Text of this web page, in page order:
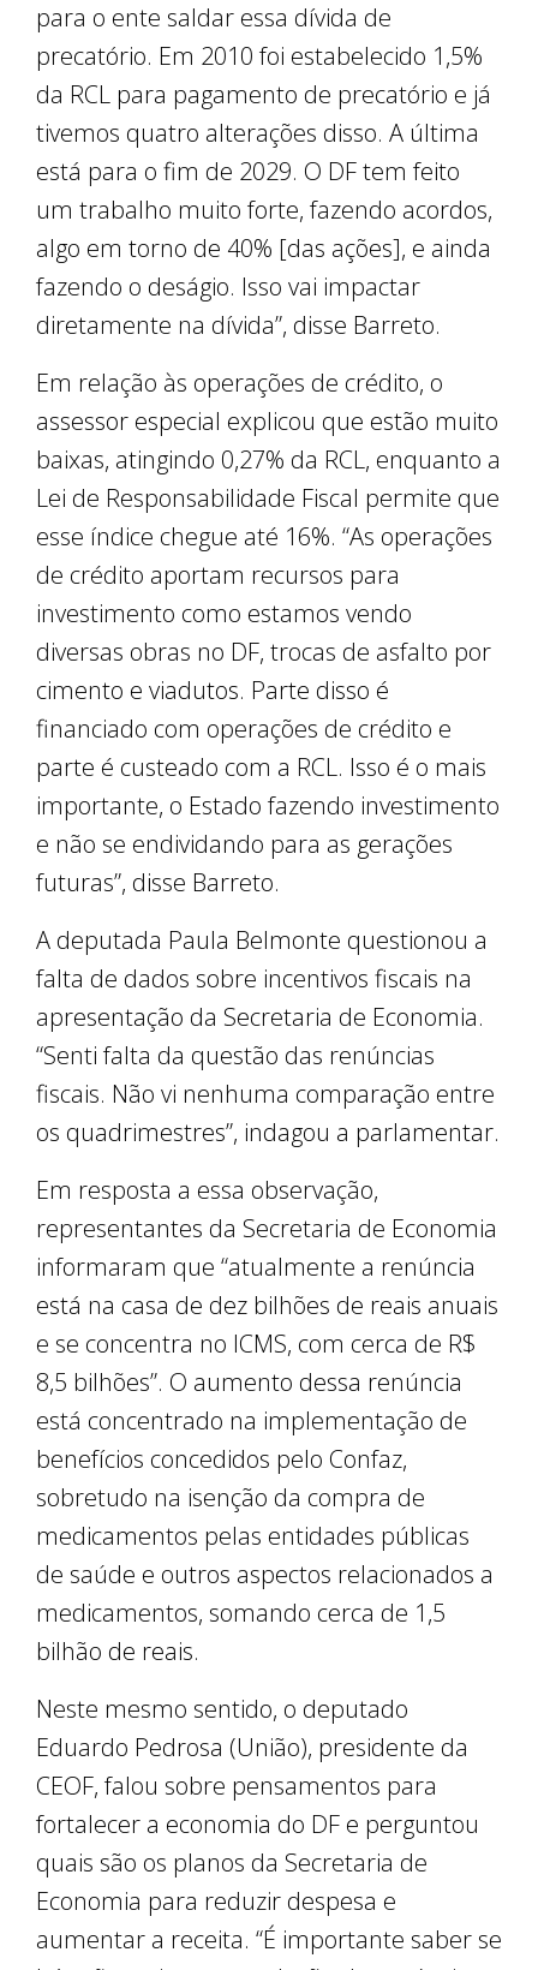
para o ente saldar essa dívida de
precatório. Em 2010 foi estabelecido 1,5%
da RCL para pagamento de precatório e já
tivemos quatro alterações disso. A última
está para o fim de 2029. O DF tem feito
um trabalho muito forte, fazendo acordos,
algo em torno de 40% [das ações], e ainda
fazendo o deságio. Isso vai impactar
diretamente na dívida”, disse Barreto.
Em relação às operações de crédito, o
assessor especial explicou que estão muito
baixas, atingindo 0,27% da RCL, enquanto a
Lei de Responsabilidade Fiscal permite que
esse índice chegue até 16%. “As operações
de crédito aportam recursos para
investimento como estamos vendo
diversas obras no DF, trocas de asfalto por
cimento e viadutos. Parte disso é
financiado com operações de crédito e
parte é custeado com a RCL. Isso é o mais
importante, o Estado fazendo investimento
e não se endividando para as gerações
futuras”, disse Barreto.
A deputada Paula Belmonte questionou a
falta de dados sobre incentivos fiscais na
apresentação da Secretaria de Economia.
“Senti falta da questão das renúncias
fiscais. Não vi nenhuma comparação entre
os quadrimestres”, indagou a parlamentar.
Em resposta a essa observação,
representantes da Secretaria de Economia
informaram que “atualmente a renúncia
está na casa de dez bilhões de reais anuais
e se concentra no ICMS, com cerca de R$
8,5 bilhões”. O aumento dessa renúncia
está concentrado na implementação de
benefícios concedidos pelo Confaz,
sobretudo na isenção da compra de
medicamentos pelas entidades públicas
de saúde e outros aspectos relacionados a
medicamentos, somando cerca de 1,5
bilhão de reais.
Neste mesmo sentido, o deputado
Eduardo Pedrosa (União), presidente da
CEOF, falou sobre pensamentos para
fortalecer a economia do DF e perguntou
quais são os planos da Secretaria de
Economia para reduzir despesa e
aumentar a receita. “É importante saber se